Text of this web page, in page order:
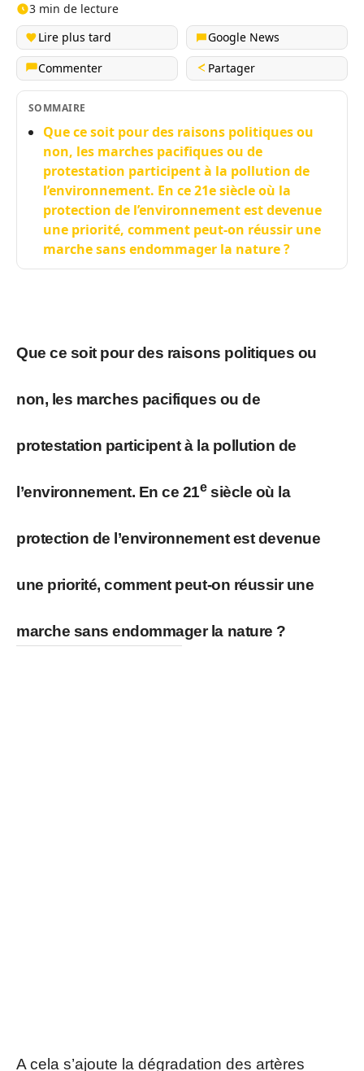
3 min de lecture
Lire plus tard
Google News
Commenter
Partager
SOMMAIRE
Que ce soit pour des raisons politiques ou
non, les marches pacifiques ou de
protestation participent à la pollution de
l’environnement. En ce 21e siècle où la
protection de l’environnement est devenue
une priorité, comment peut-on réussir une
marche sans endommager la nature ?
Que ce soit pour des raisons politiques ou
non, les marches pacifiques ou de
protestation participent à la pollution de
l’environnement. En ce 21esiècle où la
protection de l’environnement est devenue
une priorité, comment peut-on réussir une
marche sans endommager la nature ?
A cela s’ajoute la dégradation des artères